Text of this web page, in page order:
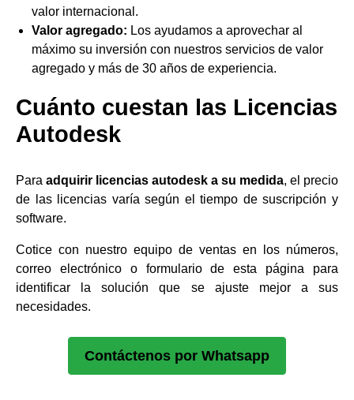
valor internacional.
Valor agregado: Los ayudamos a aprovechar al
máximo su inversión con nuestros servicios de valor
agregado y más de 30 años de experiencia.
Cuánto cuestan las Licencias
Autodesk
Para adquirir licencias autodesk a su medida, el precio
de las licencias varía según el tiempo de suscripción y
software.
Cotice con nuestro equipo de ventas en los números,
correo electrónico o formulario de esta página para
identificar la solución que se ajuste mejor a sus
necesidades.
Contáctenos por Whatsapp